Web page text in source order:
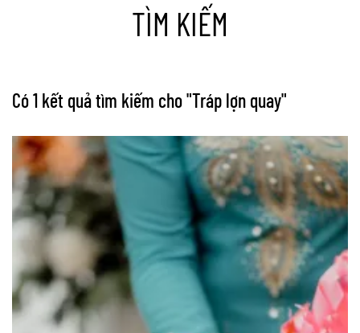
TÌM KIẾM
Có 1 kết quả tìm kiếm cho "Tráp lợn quay"